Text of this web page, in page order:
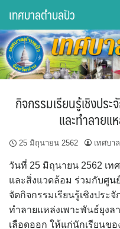
content
DWQA Ask Question
DWQA Questions
กองการศึกษา
กองคลัง
กองช่าง
กองยุทธศาสตร์และงบประ
เทศบาลตำบลปัว
กิจกรรมเรียนรู้เชิงปร
และทำลายแ
25 มิถุนายน 2562 เทศบา
วันที่ 25 มิถุนายน 2562 เ
และสิ่งแวดล้อม ร่วมกับศูน
จัดกิจกรรมเรียนรู้เชิงประ
ทำลายแหล่งเพาะพันธ์ยุงล
เลือดออก ให้แก่นักเรียนข